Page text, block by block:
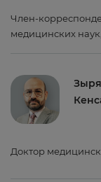
Член-
медицинских
Доктор